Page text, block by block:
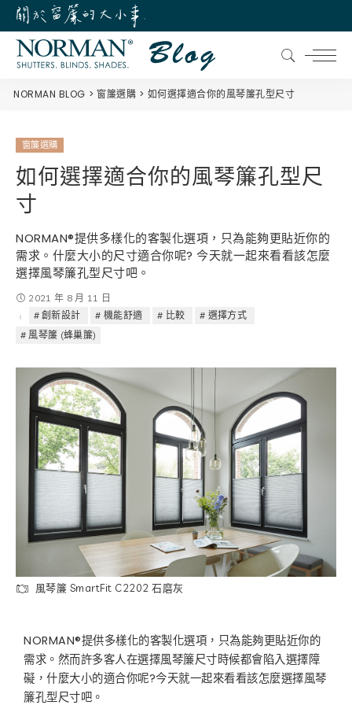
NORMAN BLOG 窗簾選購 如何選擇適合你的風琴簾孔型尺寸
窗簾選購
如何選擇適合你的風琴簾孔型尺
寸
NORMAN®提供多樣化的客製化選項，只為能夠更貼近你的
需求。什麼大小的尺寸適合你呢? 今天就一起來看看該怎麼
選擇風琴簾孔型尺寸吧。
2021 年 8 月 11 日
創新設計
機能舒適 比較
選擇方式
風琴簾 (蜂巢簾)
風琴簾 SmartFit C2202 石磨灰
NORMAN®提供多樣化的客製化選項，只為能夠更貼近你的
需求。然而許多客人在選擇風琴簾尺寸時候都會陷入選擇障
礙，什麼大小的適合你呢?今天就一起來看看該怎麼選擇風琴
簾孔型尺寸吧。